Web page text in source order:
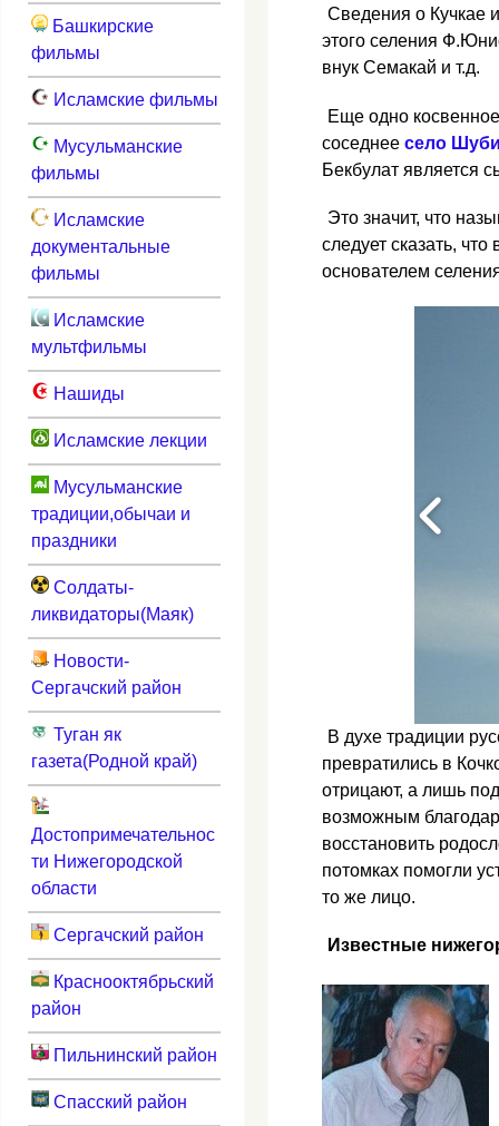
Сведения о Кучкае
этого селения
внук Семакай и т.д.
Еще одно
соседнее село
Бекбулат является
Это значит, что
следует сказать,
основателем
В духе традиции
превратились в
отрицают, а лишь
возможным
восстановить
потомках помогли
то же лицо.
Известные
Башкирские
фильмы
Исламские фильмы
Мусульманские
фильмы
Исламские
документальные
фильмы
Исламские
мультфильмы
Нашиды
Исламские лекции
Мусульманские
традиции,обычаи и
праздники
Солдаты-
ликвидаторы(Маяк)
Новости-
Сергачский район
Туган як
газета(Родной край)
Достопримечательнос
ти Нижегородской
области
Сергачский район
Краснооктябрьский
район
Пильнинский район
Спасский район